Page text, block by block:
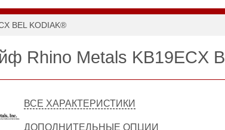
BEL KODIAK®
Rhino Metals KB19ECX
ВСЕ ХАРАКТЕРИСТИКИ
ДОПОЛНИТЕЛЬНЫЕ ОПЦИИ